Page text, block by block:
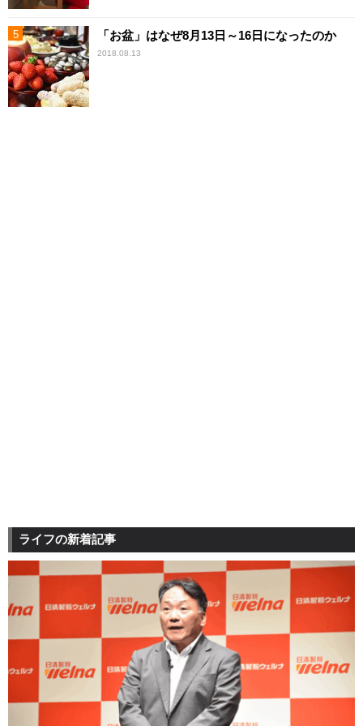
「お盆」はなぜ8月13日～16日になったのか
2018.08.13
ライフの新着記事